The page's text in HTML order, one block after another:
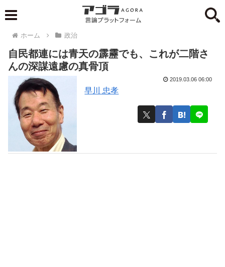
ホーム 政治
自民都連には青天の霹靂でも、これが二階さ
んの深謀遠慮の真骨頂
早川 忠孝
2019.03.06 06:00